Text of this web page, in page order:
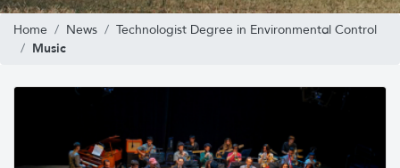
Home News Technologist Degree in Environmental Control
Music